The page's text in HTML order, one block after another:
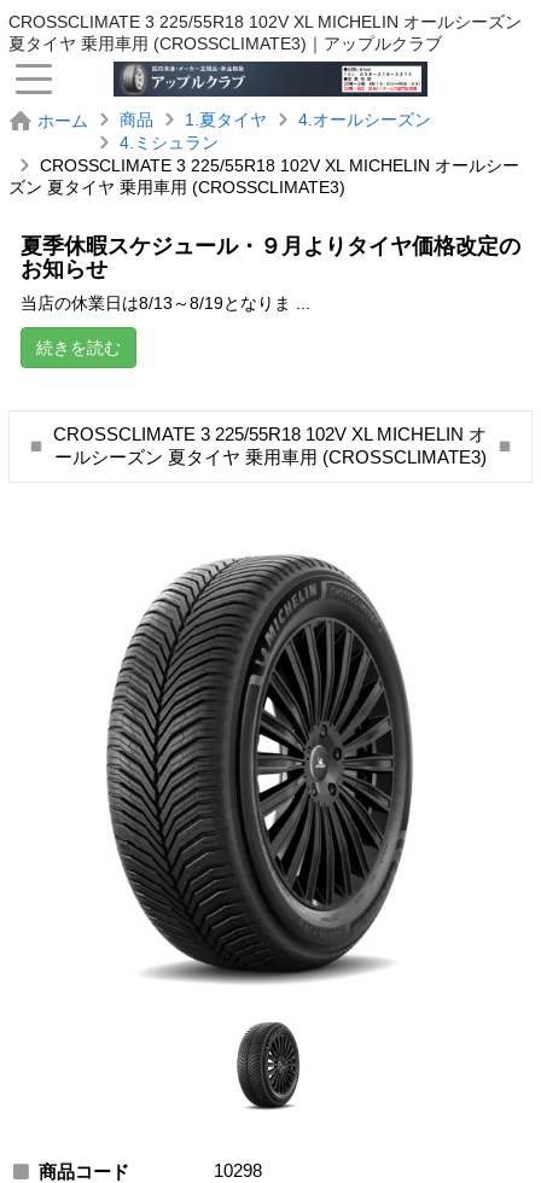
CROSSCLIMATE 3 225/55R18 102V XL MICHELIN オールシーズン
夏タイヤ 乗用車用 (CROSSCLIMATE3)｜アップルクラブ
ホーム 商品 1.夏タイヤ
4.オールシーズン
4.ミシュラン
CROSSCLIMATE 3 225/55R18 102V XL MICHELIN オールシー
ズン 夏タイヤ 乗用車用 (CROSSCLIMATE3)
夏季休暇スケジュール・９月よりタイヤ価格改定の
お知らせ
当店の休業日は8/13～8/19となりま ...
続きを読む
CROSSCLIMATE 3 225/55R18 102V XL MICHELIN オ
ールシーズン 夏タイヤ 乗用車用 (CROSSCLIMATE3)
商品コード 10298